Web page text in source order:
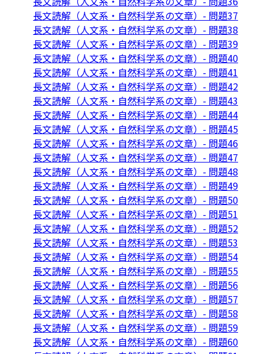
長文読解（人文系・自然科学系の文章）- 問題37
長文読解（人文系・自然科学系の文章）- 問題38
長文読解（人文系・自然科学系の文章）- 問題39
長文読解（人文系・自然科学系の文章）- 問題40
長文読解（人文系・自然科学系の文章）- 問題41
長文読解（人文系・自然科学系の文章）- 問題42
長文読解（人文系・自然科学系の文章）- 問題43
長文読解（人文系・自然科学系の文章）- 問題44
長文読解（人文系・自然科学系の文章）- 問題45
長文読解（人文系・自然科学系の文章）- 問題46
長文読解（人文系・自然科学系の文章）- 問題47
長文読解（人文系・自然科学系の文章）- 問題48
長文読解（人文系・自然科学系の文章）- 問題49
長文読解（人文系・自然科学系の文章）- 問題50
長文読解（人文系・自然科学系の文章）- 問題51
長文読解（人文系・自然科学系の文章）- 問題52
長文読解（人文系・自然科学系の文章）- 問題53
長文読解（人文系・自然科学系の文章）- 問題54
長文読解（人文系・自然科学系の文章）- 問題55
長文読解（人文系・自然科学系の文章）- 問題56
長文読解（人文系・自然科学系の文章）- 問題57
長文読解（人文系・自然科学系の文章）- 問題58
長文読解（人文系・自然科学系の文章）- 問題59
長文読解（人文系・自然科学系の文章）- 問題60